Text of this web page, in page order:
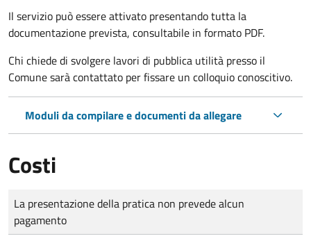
Il servizio può essere attivato presentando tutta la
documentazione prevista, consultabile in formato PDF.
Chi chiede di svolgere lavori di pubblica utilità presso il
Comune sarà contattato per fissare un colloquio conoscitivo.
Moduli da compilare e documenti da allegare
Costi
Tipo di pagamento
Importo
La presentazione della pratica non prevede alcun
pagamento